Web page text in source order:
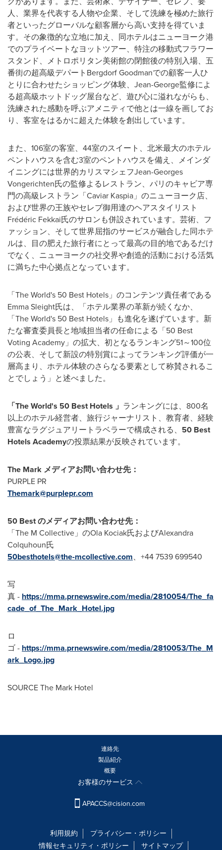
人、業界を代表する人物や企業、そして洗練を極めた旅行
者といったグローバルな顧客層から高い支持を得ていま
す。その象徴的な立地に加え、同ホテルはニューヨーク港
でのプライベートなヨットツアー、特注の移動式フラワー
スタンド、メトロポリタン美術館の閉館後の特別入場、五
番街の超高級デパートBergdorf Goodmanでの顧客一人ひ
とりに合わせたショッピング体験、Jean-George監修によ
る超高級ホットドッグ屋台など、遊び心に溢れながらも、
洗練された感動を呼ぶアメニティで他とは一線を画してお
り、客室をはるかに超えた体験を創出しています。
また、106室の客室、44室のスイート、北米最大のホテル
ペントハウスを含む3室のペントハウスを備え、メインダ
イニングには世界的カリスマシェフJean-Georges
Vongerichten氏の監修よるレストラン、パリのキャビア専
門の高級レストラン「Caviar Kaspia」のニューヨーク店、
および世界の王族やセレブ御用達のヘアスタイリスト
Frédéric Fekkai氏のサロンも併設されています。芸術、フ
ァッション、そして世界屈指のサービスが融合した同ホテ
ルは、目の肥えた旅行者にとって最高の目的地であるだけ
でなく、ニューヨークの社交界や創造的活動における活気
に満ちた中心拠点となっています。
「The World's 50 Best Hotels」のコンテンツ責任者である
Emma Sleight氏は、「ホテル業界の革新が続くなか、
「The World's 50 Best Hotels」も進化を遂げています。新
たな審査委員長と地域担当者の任命による「50 Best
Voting Academy」の拡大、初となるランキング51～100位
の公表、そして新設の特別賞によってランキング評価が一
層高まり、ホテル体験のさらなる要素として称賛されるこ
とでしょう」と述べました。
「The World's 50 Best Hotels 」 ランキングには、800名
以上のホテル経営者、旅行ジャーナリスト、教育者、経験
豊富なラグジュアリートラベラーで構成される、 50 Best
Hotels Academyの投票結果が反映されています。
The Mark メディアお問い合わせ先：
PURPLE PR
Themark@purplepr.com
50 Bestのメディアお問い合わせ先：
「The M Collective」のOla Kociak氏およびAlexandra
Colquhoun氏
50besthotels@the-mcollective.com、+44 7539 699540
写
真 - https://mma.prnewswire.com/media/2810054/The_fa
cade_of_The_Mark_Hotel.jpg
ロ
ゴ - https://mma.prnewswire.com/media/2810053/The_M
ark_Logo.jpg
SOURCE The Mark Hotel
連絡先
製品紹介
概要
お客様のサービス
APACCS@cision.com
利用規約
プライバシー・ポリシー
情報セキュリティ・ポリシー
サイトマップ